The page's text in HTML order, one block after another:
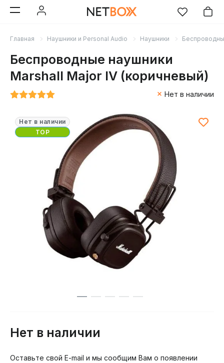
Главная Наушники и Personal Audio Наушники
Беспроводные наушники
Marshall Major IV (коричневый)
Нет в наличии
Нет в наличии
TOP
Нет в наличии
Оставьте свой E-mail и мы сообщим Вам о появлении